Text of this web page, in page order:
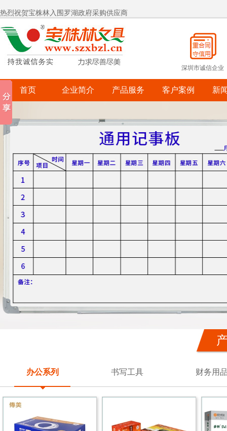
宝株林关爱自闭症儿童
宝株林关爱自闭症儿童
深圳市诚信企业
首页 企业简介 产品服务 客户案例 新
办公系列 书写工具 财务用